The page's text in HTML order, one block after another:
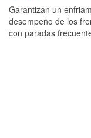
Garantizan un
desempeño de los
con paradas